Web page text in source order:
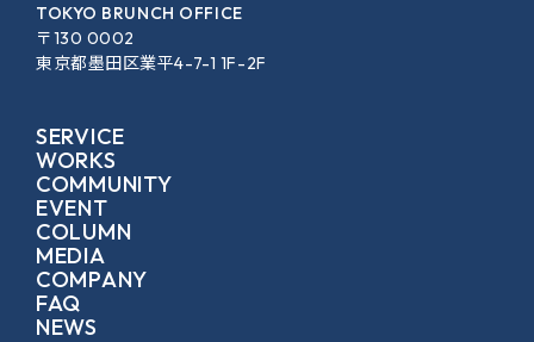
TOKYO BRUNCH OFFICE
〒130 0002
東京都墨田区業平4-7-1 1F-2F
SERVICE
WORKS
COMMUNITY
EVENT
COLUMN
MEDIA
COMPANY
FAQ
NEWS